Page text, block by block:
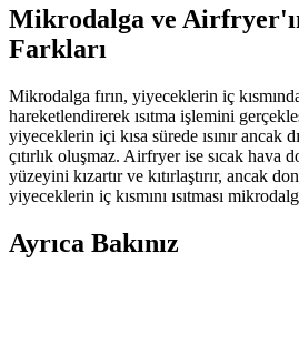
Mikrodalga ve
Farkları
Mikrodalga fırın, yiyeceklerin iç
hareketlendirerek ısıtma işlemini
yiyeceklerin içi kısa sürede ısınır ancak
çıtırlık oluşmaz. Airfryer ise sıcak hava
yüzeyini kızartır ve kıtırlaştırır, ancak
yiyeceklerin iç kısmını ısıtması
Ayrıca Bakınız